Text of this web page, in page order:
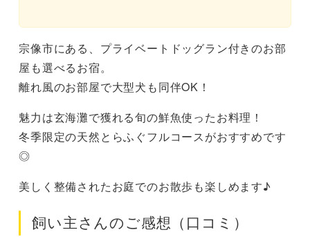
宗像市にある、プライベートドッグラン付きのお部
屋も選べるお宿。
離れ風のお部屋で大型犬も同伴OK！
魅力は玄海灘で獲れる旬の鮮魚使ったお料理！
冬季限定の天然とらふぐフルコースがおすすめです
◎
美しく整備されたお庭でのお散歩も楽しめます♪
飼い主さんのご感想（口コミ）